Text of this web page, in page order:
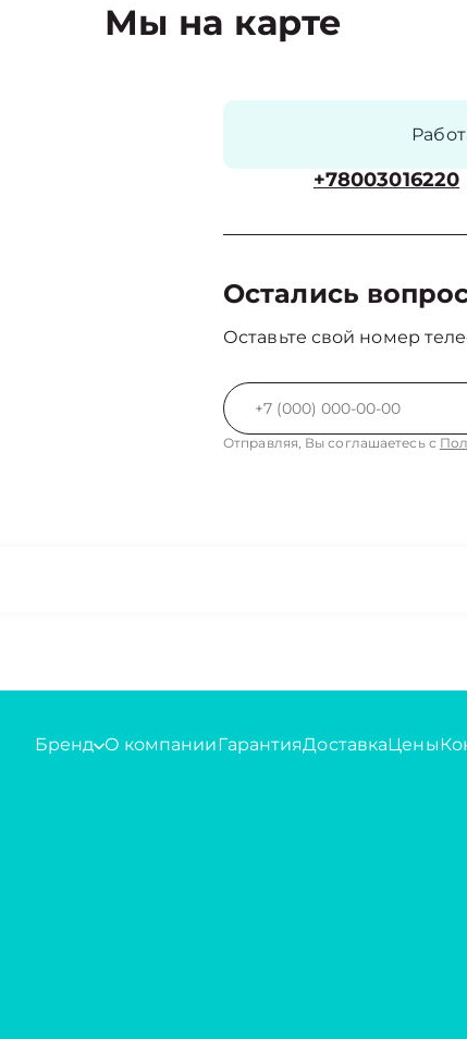
Мы на карте
+78003016220
Остались
Оставьте свой номер
Отправляя, Вы соглашаетесь с
Бренд О компанииГарантияДоставкаЦены